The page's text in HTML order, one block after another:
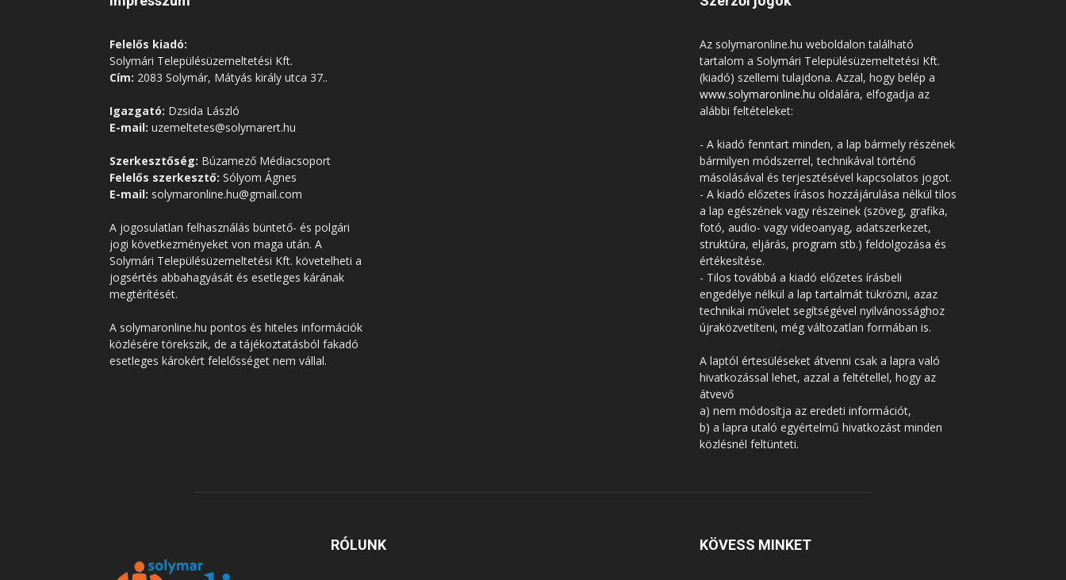
Felelős kiadó:
Solymári Településüzemeltetési Kft.
Cím: 2083 Solymár, Mátyás király utca 37..
Igazgató: Dzsida László
E-mail: uzemeltetes@solymarert.hu
Szerkesztőség: Búzamező Médiacsoport
Felelős szerkesztő: Sólyom Ágnes
E-mail: solymaronline.hu@gmail.com
A jogosulatlan felhasználás büntető- és polgári
jogi következményeket von maga után. A
Solymári Településüzemeltetési Kft. követelheti a
jogsértés abbahagyását és esetleges kárának
megtérítését.
A solymaronline.hu pontos és hiteles információk
közlésére törekszik, de a tájékoztatásból fakadó
esetleges károkért felelősséget nem vállal.
Az solymaronline.hu weboldalon található
tartalom a Solymári Településüzemeltetési Kft.
(kiadó) szellemi tulajdona. Azzal, hogy belép a
www.solymaronline.hu oldalára, elfogadja az
alábbi feltételeket:
- A kiadó fenntart minden, a lap bármely részének
bármilyen módszerrel, technikával történő
másolásával és terjesztésével kapcsolatos jogot.
- A kiadó előzetes írásos hozzájárulása nélkül tilos
a lap egészének vagy részeinek (szöveg, grafika,
fotó, audio- vagy videoanyag, adatszerkezet,
struktúra, eljárás, program stb.) feldolgozása és
értékesítése.
- Tilos továbbá a kiadó előzetes írásbeli
engedélye nélkül a lap tartalmát tükrözni, azaz
technikai művelet segítségével nyilvánossághoz
újraközvetíteni, még változatlan formában is.
A laptól értesüléseket átvenni csak a lapra való
hivatkozással lehet, azzal a feltétellel, hogy az
átvevő
a) nem módosítja az eredeti információt,
b) a lapra utaló egyértelmű hivatkozást minden
közlésnél feltünteti.
RÓLUNK KÖVESS MINKET